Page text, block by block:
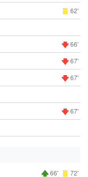
62'
66'
67'
67'
67'
66' 72'